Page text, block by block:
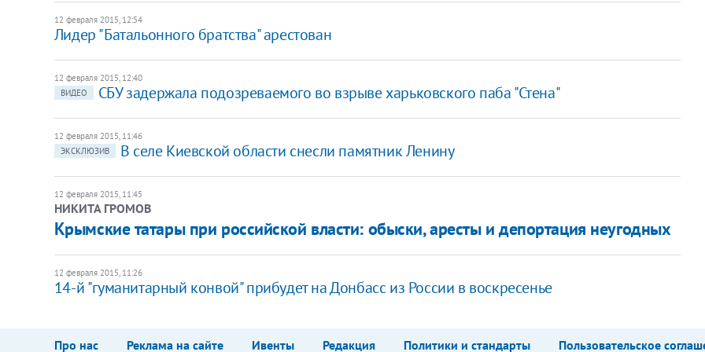
12 февраля 2015, 12:54
Лидер "Батальонного братства" арестован
12 февраля 2015, 12:40
ВИДЕО
СБУ задержала подозреваемого во взрыве харьковского паба "Стена"
12 февраля 2015, 11:46
ЭКСКЛЮЗИВ
В селе Киевской области снесли памятник Ленину
12 февраля 2015, 11:45
НИКИТА ГРОМОВ
Крымские татары при российской власти: обыски, аресты и депортация неугодных
12 февраля 2015, 11:26
14-й "гуманитарный конвой" прибудет на Донбасс из России в воскресенье
Про нас Реклама на сайте Ивенты Редакция Политики и стандарты Пользовательское